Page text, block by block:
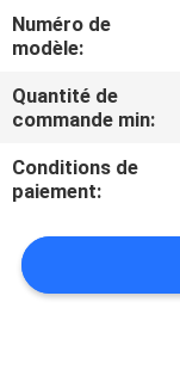
VISITE
D'USINE
CONTRÔLE
DE
QUALITÉ
Numéro de
modèle:
Quantité de
commande min:
Conditions de
paiement: